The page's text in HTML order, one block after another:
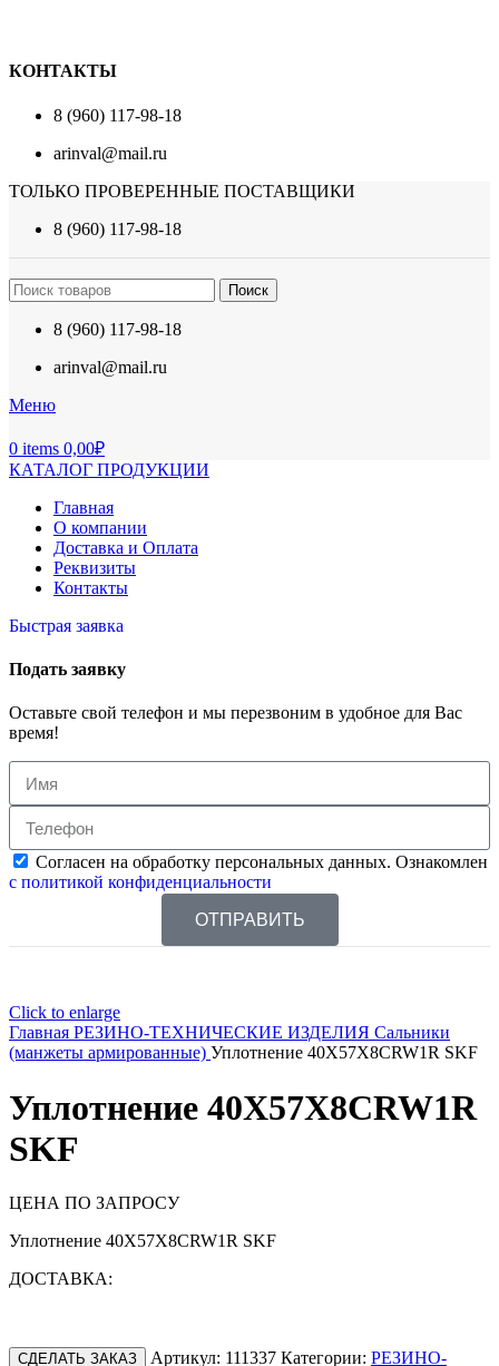
КОНТАКТЫ
8 (960) 117-98-18
arinval@mail.ru
ТОЛЬКО ПРОВЕРЕННЫЕ ПОСТАВЩИКИ
8 (960) 117-98-18
Поиск
8 (960) 117-98-18
arinval@mail.ru
Меню
0 items 0,00₽
КАТАЛОГ ПРОДУКЦИИ
Главная
О компании
Доставка и Оплата
Реквизиты
Контакты
Быстрая заявка
Подать заявку
Оставьте свой телефон и мы перезвоним в удобное для Вас
время!
Согласен на обработку персональных данных. Ознакомлен
с политикой конфиденциальности
ОТПРАВИТЬ
Click to enlarge
Главная РЕЗИНО-ТЕХНИЧЕСКИЕ ИЗДЕЛИЯ Сальники
(манжеты армированные) Уплотнение 40X57X8CRW1R SKF
Уплотнение 40X57X8CRW1R
SKF
ЦЕНА ПО ЗАПРОСУ
Уплотнение 40X57X8CRW1R SKF
ДОСТАВКА:
СДЕЛАТЬ ЗАКАЗ Артикул: 111337 Категории: РЕЗИНО-